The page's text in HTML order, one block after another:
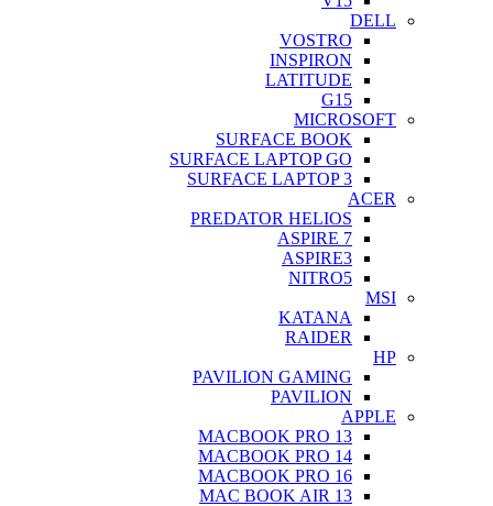
DELL
VOSTRO
INSPIRON
LATITUDE
G15
MICROSOFT
SURFACE BOOK
SURFACE LAPTOP GO
SURFACE LAPTOP 3
ACER
PREDATOR HELIOS
ASPIRE 7
ASPIRE3
NITRO5
MSI
KATANA
RAIDER
HP
PAVILION GAMING
PAVILION
APPLE
MACBOOK PRO 13
MACBOOK PRO 14
MACBOOK PRO 16
MAC BOOK AIR 13